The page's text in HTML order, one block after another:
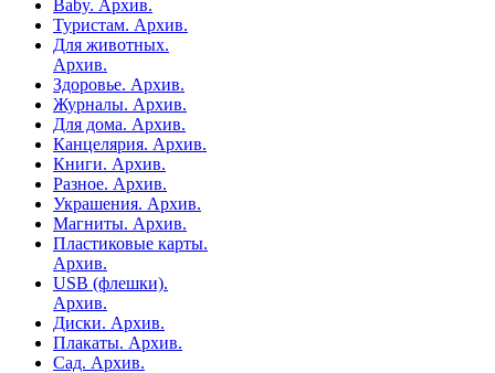
Baby. Архив.
Туристам. Архив.
Для животных.
Архив.
Здоровье. Архив.
Журналы. Архив.
Для дома. Архив.
Канцелярия. Архив.
Книги. Архив.
Разное. Архив.
Украшения. Архив.
Магниты. Архив.
Пластиковые карты.
Архив.
USB (флешки).
Архив.
Диски. Архив.
Плакаты. Архив.
Сад. Архив.